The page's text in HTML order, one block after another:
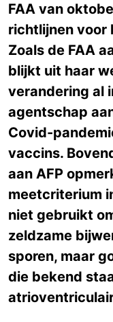
FAA van
richtlijnen
Zoals de FAA
blijkt uit haar
verandering al
agentschap
Covid-
vaccins.
aan AFP
meetcriterium
niet gebruikt
zeldzame
sporen, maar
die bekend